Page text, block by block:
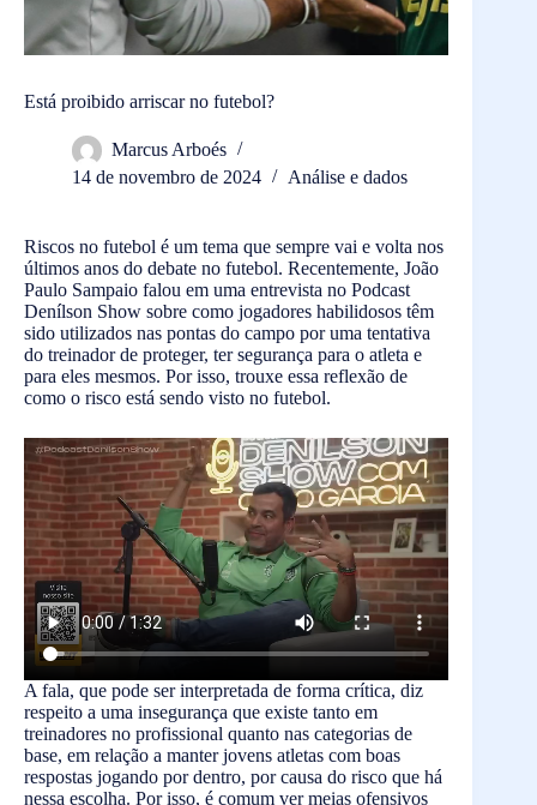
Está proibido arriscar no futebol?
Marcus Arboés
14 de novembro de 2024
Análise e dados
Riscos no futebol é um tema que sempre vai e volta nos
últimos anos do debate no futebol. Recentemente, João
Paulo Sampaio falou em uma entrevista no Podcast
Denílson Show sobre como jogadores habilidosos têm
sido utilizados nas pontas do campo por uma tentativa
do treinador de proteger, ter segurança para o atleta e
para eles mesmos. Por isso, trouxe essa reflexão de
como o risco está sendo visto no futebol.
A fala, que pode ser interpretada de forma crítica, diz
respeito a uma insegurança que existe tanto em
treinadores no profissional quanto nas categorias de
base, em relação a manter jovens atletas com boas
respostas jogando por dentro, por causa do risco que há
nessa escolha. Por isso, é comum ver meias ofensivos